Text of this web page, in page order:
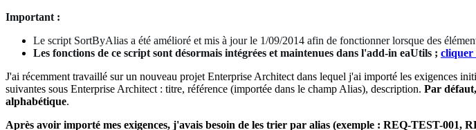
Important :
Le script SortByAlias a été amélioré et mis à jour le 1/09/2014 afin de fonctionner lorsque des
Les fonctions de ce script sont désormais intégrées et maintenues dans l'add-in eaUtils ; cliquer
J'ai récemment travaillé sur un nouveau projet Enterprise Architect dans lequel j'ai importé les exigences
suivantes sous Enterprise Architect : titre, référence (importée dans le champ Alias), description. Par
alphabétique.
Après avoir importé mes exigences, j'avais besoin de les trier par alias (exemple : REQ-TEST-001,